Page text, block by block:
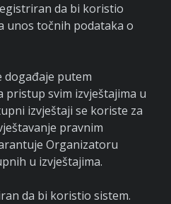
da bi koristio
unos točnih podataka o
putem
svim izvještajima u
izvještaji se koriste za
pravnim
Organizatoru
u izvještajima.
da bi koristio sistem.